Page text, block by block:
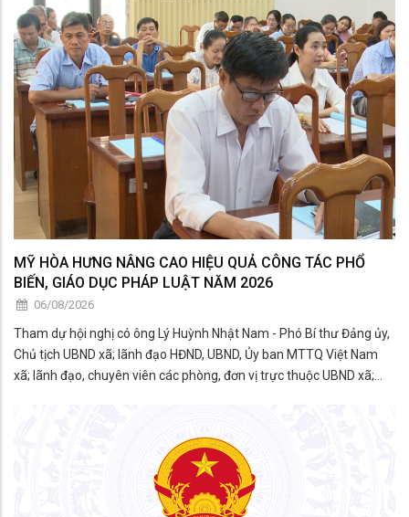
MỸ HÒA HƯNG NÂNG CAO HIỆU QUẢ CÔNG TÁC PHỔ
BIẾN, GIÁO DỤC PHÁP LUẬT NĂM 2026
06/08/2026
Tham dự hội nghị có ông Lý Huỳnh Nhật Nam - Phó Bí thư Đảng ủy,
Chủ tịch UBND xã; lãnh đạo HĐND, UBND, Ủy ban MTTQ Việt Nam
xã; lãnh đạo, chuyên viên các phòng, đơn vị trực thuộc UBND xã;